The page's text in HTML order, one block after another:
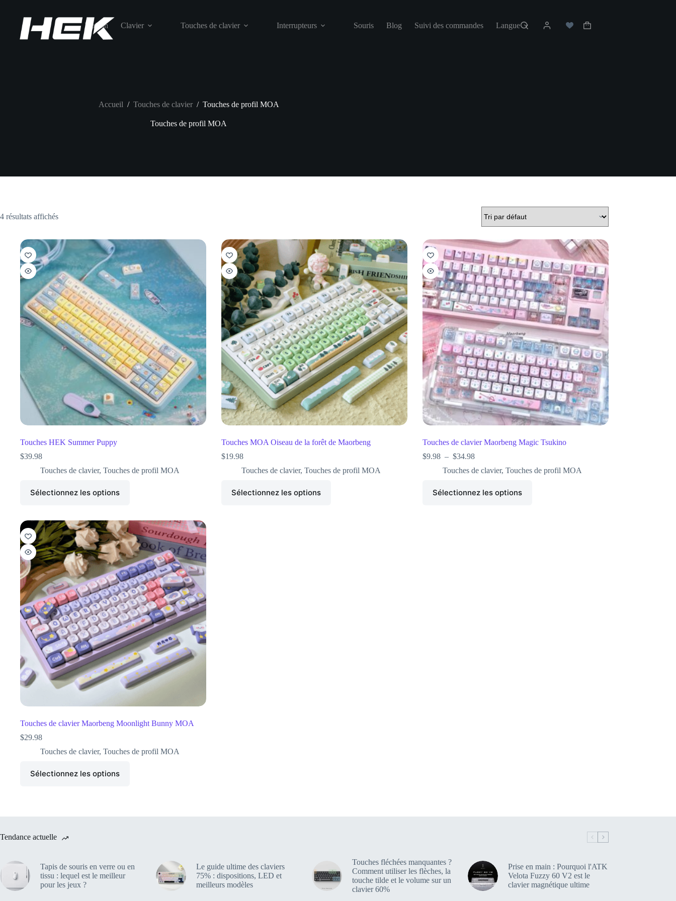
Maison Clavier Touches de clavier Interrupteurs Souris Blog Suivi des commandes Langue
Accueil / Touches de clavier / Touches de profil MOA
Touches de profil MOA
4 résultats affichés
Touches HEK Summer Puppy
$39.98
Touches de clavier, Touches de profil MOA
Sélectionnez les options
Touches MOA Oiseau de la forêt de Maorbeng
$19.98
Touches de clavier, Touches de profil MOA
Sélectionnez les options
Touches de clavier Maorbeng Magic Tsukino
$9.98 – $34.98
Touches de clavier, Touches de profil MOA
Sélectionnez les options
Touches de clavier Maorbeng Moonlight Bunny MOA
$29.98
Touches de clavier, Touches de profil MOA
Sélectionnez les options
Tendance actuelle
Tapis de souris en verre ou en
tissu : lequel est le meilleur
pour les jeux ?
Le guide ultime des claviers
75% : dispositions, LED et
meilleurs modèles
Touches fléchées manquantes ?
Comment utiliser les flèches, la
touche tilde et le volume sur un
clavier 60%
Prise en main : Pourquoi l'ATK
Velota Fuzzy 60 V2 est le
clavier magnétique ultime